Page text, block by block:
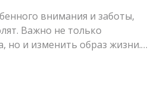
внимания и заботы,
Важно не только
но и изменить образ жизни.
питание и специальную
заботиться о суставах и